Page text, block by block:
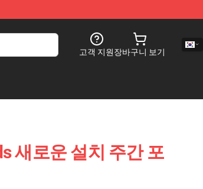
고객 지원장바구니 보기
새로운 설치 주간 포